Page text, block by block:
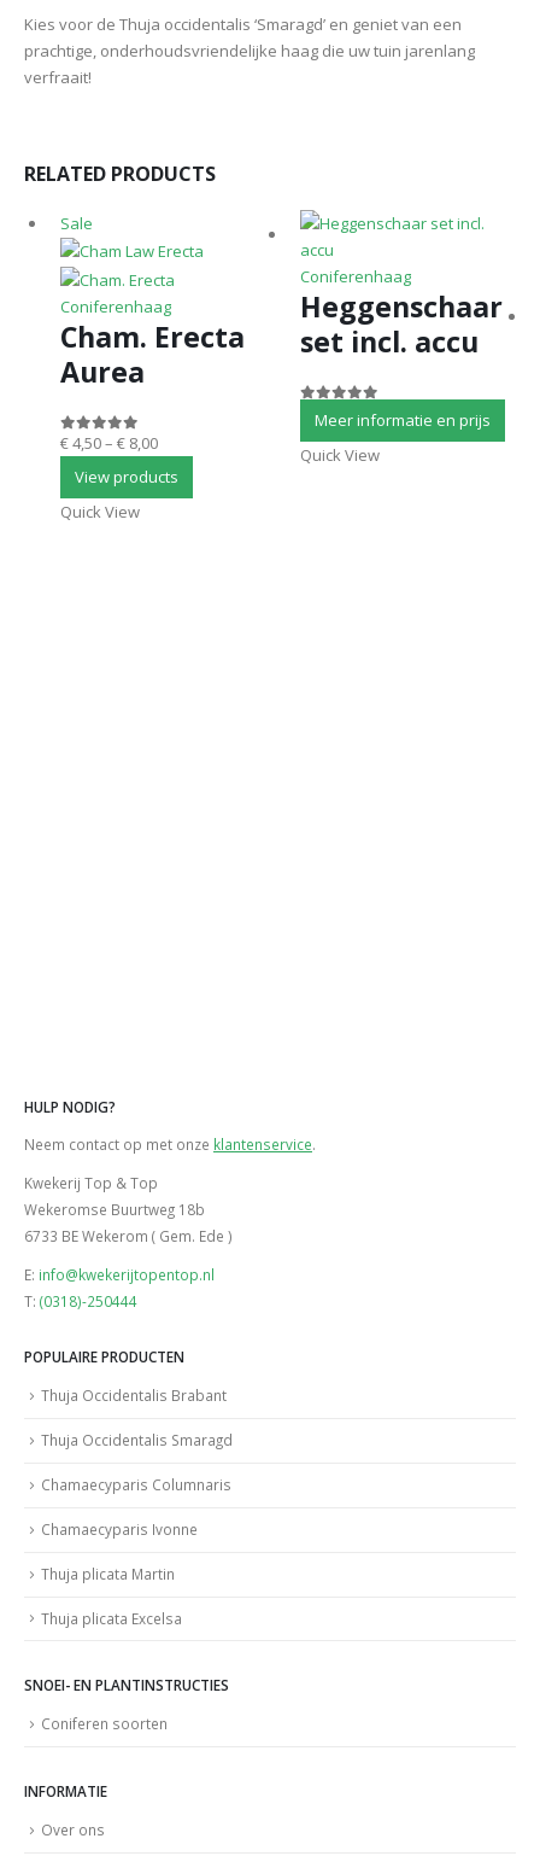
Kies voor de Thuja occidentalis ‘Smaragd’ en geniet van een
prachtige, onderhoudsvriendelijke haag die uw tuin jarenlang
verfraait!
RELATED PRODUCTS
Sale
Coniferenhaag
Cham. Erecta
Aurea
0 out of 5
€4,50– €8,00
View products
Quick View
Coniferenhaag
Heggenschaar
set incl. accu
Meer informatie en prijs
Quick View
HULP NODIG?
Neem contact op met onze klantenservice.
Kwekerij Top & Top
Wekeromse Buurtweg 18b
6733 BE Wekerom ( Gem. Ede )
E: info@kwekerijtopentop.nl
T: (0318)-250444
POPULAIRE PRODUCTEN
Thuja Occidentalis Brabant
Thuja Occidentalis Smaragd
Chamaecyparis Columnaris
Chamaecyparis Ivonne
Thuja plicata Martin
Thuja plicata Excelsa
SNOEI- EN PLANTINSTRUCTIES
Coniferen soorten
INFORMATIE
Over ons